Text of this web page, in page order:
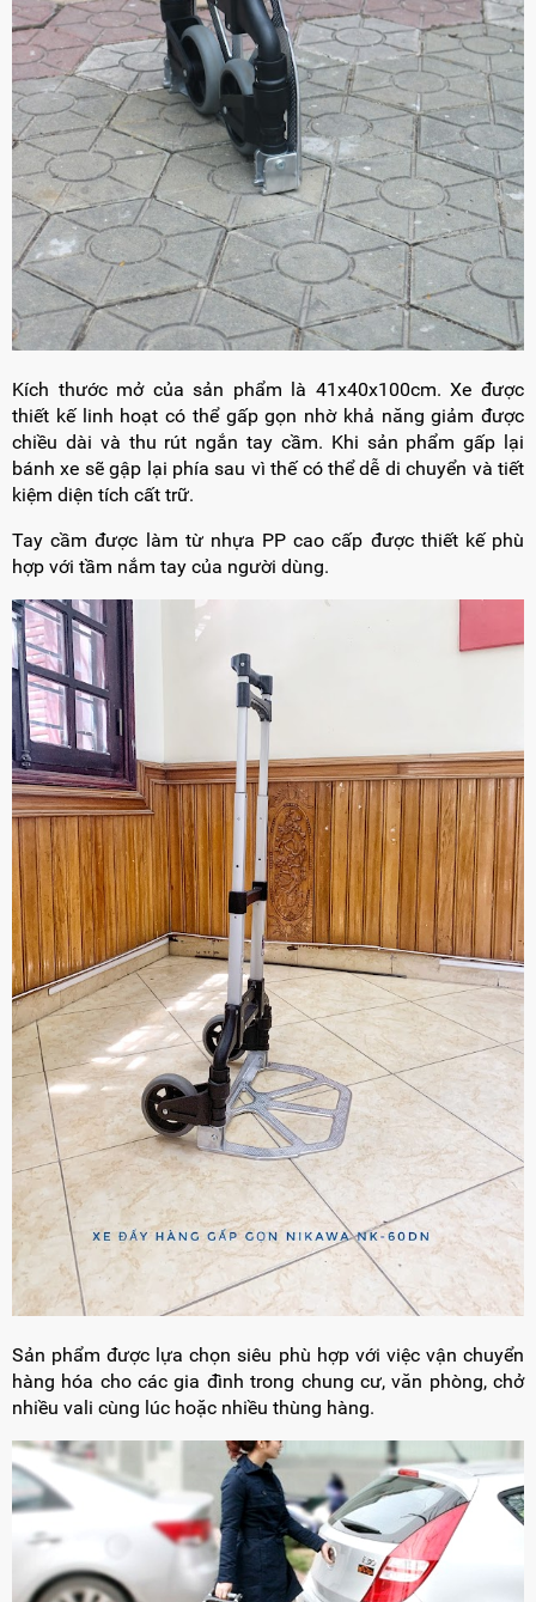
Kích thước mở của sản phẩm là 41x40x100cm. Xe được
thiết kế linh hoạt có thể gấp gọn nhờ khả năng giảm được
chiều dài và thu rút ngắn tay cầm. Khi sản phẩm gấp lại
bánh xe sẽ gập lại phía sau vì thế có thể dễ di chuyển và tiết
kiệm diện tích cất trữ.
Tay cầm được làm từ nhựa PP cao cấp được thiết kế phù
hợp với tầm nắm tay của người dùng.
Sản phẩm được lựa chọn siêu phù hợp với việc vận chuyển
hàng hóa cho các gia đình trong chung cư, văn phòng, chở
nhiều vali cùng lúc hoặc nhiều thùng hàng.